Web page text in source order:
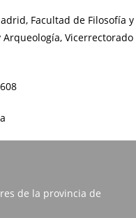
Facultad de Filosofía y
Vicerrectorado
de la provincia de